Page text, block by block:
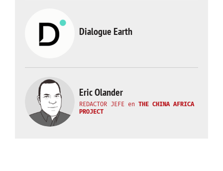
Dialogue Earth
Eric Olander
REDACTOR JEFE en THE CHINA AFRICA
PROJECT